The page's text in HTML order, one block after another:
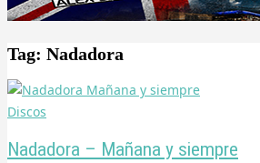
Tag: Nadadora
Discos
Nadadora – Mañana y siempre